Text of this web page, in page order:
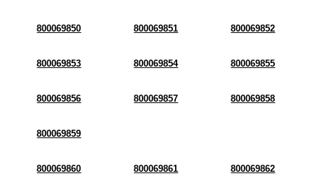
800069850 800069851 800069852
800069853 800069854 800069855
800069856 800069857 800069858
800069859
800069860 800069861 800069862